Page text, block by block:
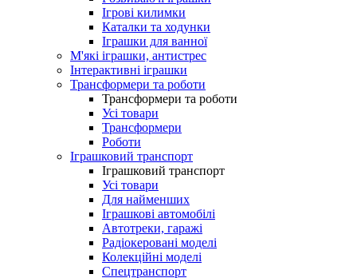
Ігрові килимки
Каталки та ходунки
Іграшки для ванної
М'які іграшки, антистрес
Інтерактивні іграшки
Трансформери та роботи
Трансформери та роботи
Усі товари
Трансформери
Роботи
Іграшковий транспорт
Іграшковий транспорт
Усі товари
Для найменших
Іграшкові автомобілі
Автотреки, гаражі
Радіокеровані моделі
Колекційні моделі
Спецтранспорт